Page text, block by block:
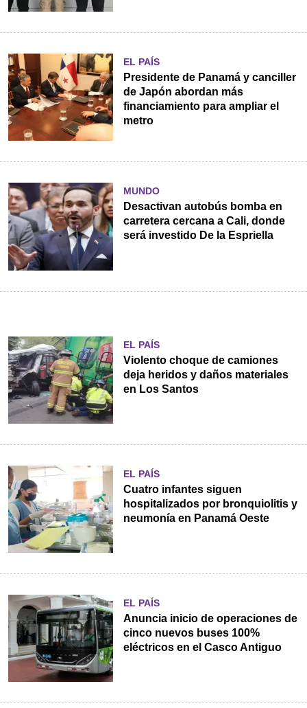
EL PAÍS
Presidente de Panamá y canciller
de Japón abordan más
financiamiento para ampliar el
metro
MUNDO
Desactivan autobús bomba en
carretera cercana a Cali, donde
será investido De la Espriella
EL PAÍS
Violento choque de camiones
deja heridos y daños materiales
en Los Santos
EL PAÍS
Cuatro infantes siguen
hospitalizados por bronquiolitis y
neumonía en Panamá Oeste
EL PAÍS
Anuncia inicio de operaciones de
cinco nuevos buses 100%
eléctricos en el Casco Antiguo